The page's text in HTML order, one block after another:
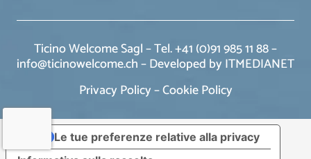
Ticino Welcome Sagl – Tel. +41 (0)91 985 11 88 –
info@ticinowelcome.ch –Developed by ITMEDIANET
Privacy Policy–Cookie Policy
Le tue preferenze relative alla privacy